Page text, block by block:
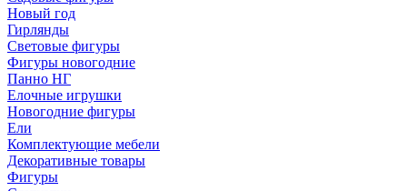
Новый год
Гирлянды
Световые фигуры
Фигуры новогодние
Панно НГ
Елочные игрушки
Новогодние фигуры
Ели
Комплектующие мебели
Декоративные товары
Фигуры